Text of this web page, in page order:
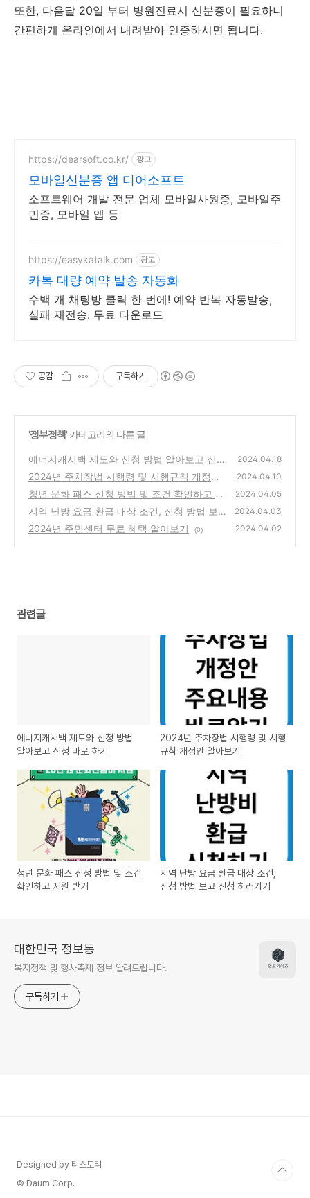
또한, 다음달 20일 부터 병원진료시 신분증이 필요하니
간편하게 온라인에서 내려받아 인증하시면 됩니다.
https://dearsoft.co.kr/ 광고
모바일신분증 앱 디어소프트
소프트웨어 개발 전문 업체 모바일사원증, 모바일주
민증, 모바일 앱 등
https://easykatalk.com 광고
카톡 대량 예약 발송 자동화
수백 개 채팅방 클릭 한 번에! 예약 반복 자동발송,
실패 재전송. 무료 다운로드
공감 구독하기
'정부정책' 카테고리의 다른 글
에너지캐시백 제도와 신청 방법 알아보고 신청
바로 하기
(0)
2024.04.18
2024년 주차장법 시행령 및 시행규칙 개정안
알아보기
(0)
2024.04.10
청년 문화 패스 신청 방법 및 조건 확인하고 지
원 받기
(2)
2024.04.05
지역 난방 요금 환급 대상 조건, 신청 방법 보
고 신청 하러가기
(0)
2024.04.03
2024년 주민센터 무료 혜택 알아보기 (0) 2024.04.02
관련글
에너지캐시백 제도와 신청 방법
알아보고 신청 바로 하기
2024년 주차장법 시행령 및 시행
규칙 개정안 알아보기
청년 문화 패스 신청 방법 및 조건
확인하고 지원 받기
지역 난방 요금 환급 대상 조건,
신청 방법 보고 신청 하러가기
대한민국 정보통
복지정책 및 행사축제 정보 알려드립니다.
구독하기
Designed by 티스토리
© Daum Corp.